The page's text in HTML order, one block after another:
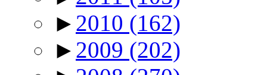
► 2010 (162)
► 2009 (202)